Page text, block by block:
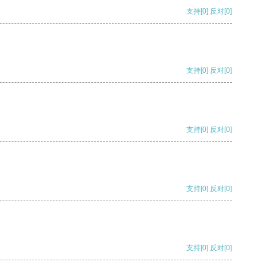
支持[0] 反对[0]
支持[0] 反对[0]
支持[0] 反对[0]
支持[0] 反对[0]
支持[0] 反对[0]